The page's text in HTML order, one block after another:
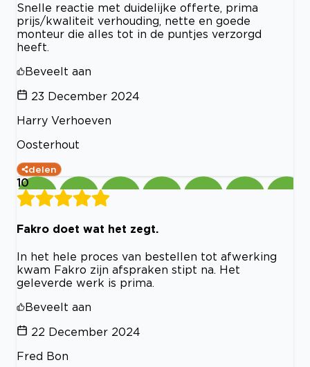
Snelle reactie met duidelijke offerte, prima
prijs/kwaliteit verhouding, nette en goede
monteur die alles tot in de puntjes verzorgd
heeft.
Beveelt aan
23 December 2024
Harry Verhoeven
Oosterhout
delen
10
Fakro doet wat het zegt.
In het hele proces van bestellen tot afwerking
kwam Fakro zijn afspraken stipt na. Het
geleverde werk is prima.
Beveelt aan
22 December 2024
Fred Bon